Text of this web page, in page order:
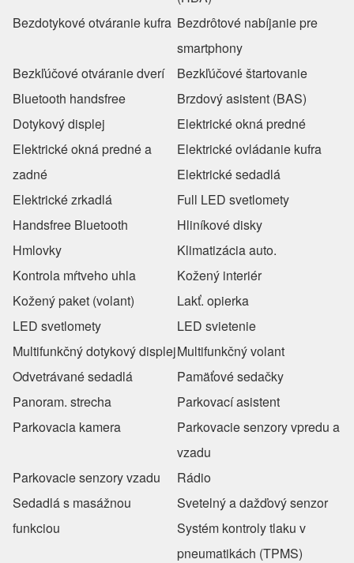
Bezdotykové otváranie kufra Bezdrôtové nabíjanie pre
smartphony
Bezkľúčové otváranie dverí
Bezkľúčové štartovanie
Bluetooth handsfree
Brzdový asistent (BAS)
Dotykový displej
Elektrické okná predné
Elektrické okná predné a
zadné
Elektrické ovládanie kufra
Elektrické sedadlá
Elektrické zrkadlá
Full LED svetlomety
Handsfree Bluetooth
Hliníkové disky
Hmlovky
Klimatizácia auto.
Kontrola mŕtveho uhla
Kožený interiér
Kožený paket (volant)
Lakť. opierka
LED svetlomety
LED svietenie
Multifunkčný dotykový displejMultifunkčný volant
Odvetrávané sedadlá
Pamäťové sedačky
Panoram. strecha
Parkovací asistent
Parkovacia kamera
Parkovacie senzory vpredu a
vzadu
Parkovacie senzory vzadu
Rádio
Sedadlá s masážnou
funkciou
Svetelný a dažďový senzor
Systém kontroly tlaku v
pneumatikách (TPMS)